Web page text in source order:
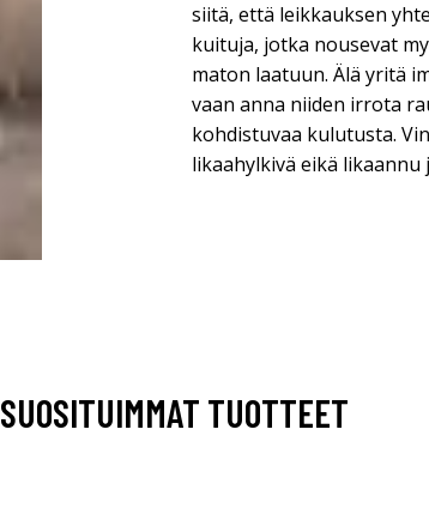
siitä, että leikkauksen
kuituja, jotka nousevat
maton laatuun. Älä yritä
vaan anna niiden irrota
kohdistuvaa kulutusta.
likaahylkivä eikä
SUOSITUIMMAT TUOTTEET